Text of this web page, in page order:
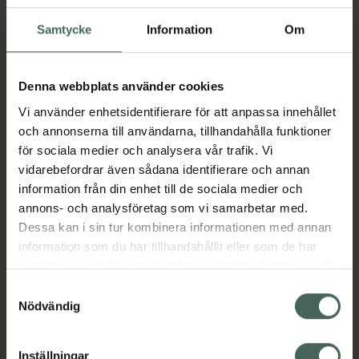
Samtycke Information Om
Denna webbplats använder cookies
Vi använder enhetsidentifierare för att anpassa innehållet
och annonserna till användarna, tillhandahålla funktioner
för sociala medier och analysera vår trafik. Vi
vidarebefordrar även sådana identifierare och annan
information från din enhet till de sociala medier och
annons- och analysföretag som vi samarbetar med.
Dessa kan i sin tur kombinera informationen med annan
information som du har tillhandahållit eller som de har
samlat in när du har använt deras tjänster. Samtycke till
återkalla ditt samtycke via webbplatsens
cookieinställningar. Ett återkallat samtycke påverkar inte
lagligheten av behandling som skett innan återkallelsen.
Nödvändig
Inställningar
små barn.
Viterna Arginine HCL – rent arginin i pulverform
för pump och blodflöde
Viterna Arginine HCL innehåller 100 % rent
argininhydroklorid i pulverform – en
biotillgänglig och stabil form av aminosyran
arginin. Arginin fungerar som en föregångare
till kväveoxid (NO), som i sin tur kan främja
blodflöde och ge en kraftigare muskelpump
under träning.
Med förbättrad syre- och näringstransport till
musklerna passar detta tillskott perfekt före
helt fri från onödiga tillsatser, socker och